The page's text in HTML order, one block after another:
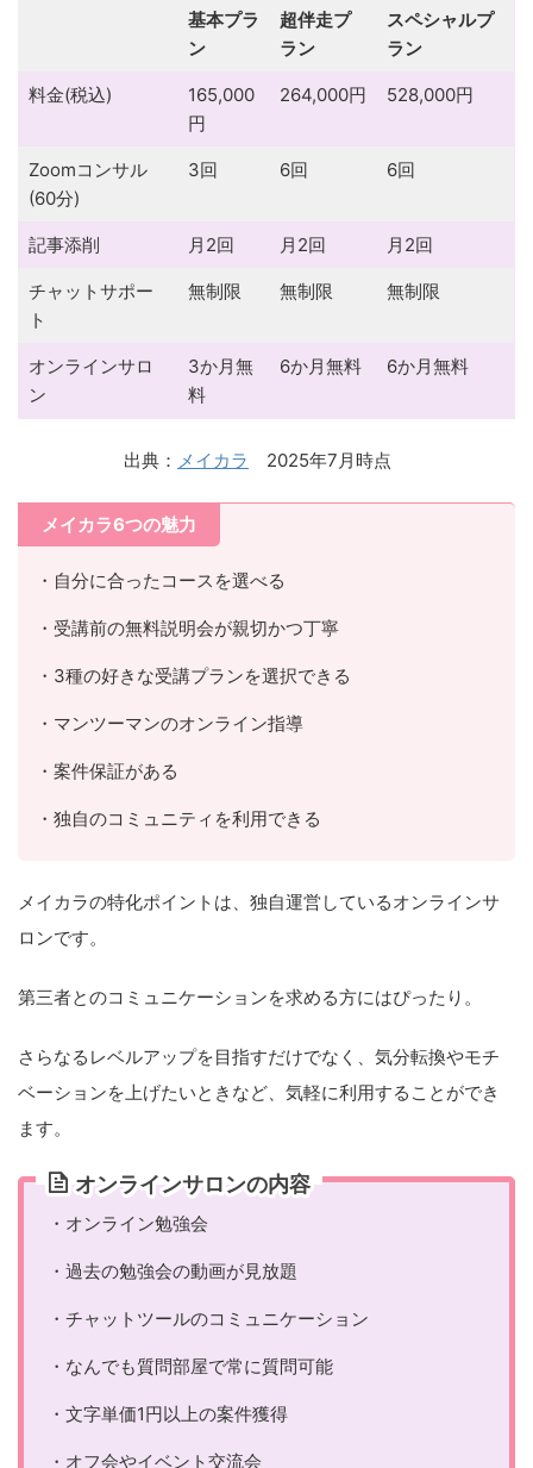
基本プラ
ン
超伴走プ
ラン
スペシャルプ
ラン
料金(税込)
165,000
円
264,000円 528,000円
Zoomコンサル
(60分)
3回 6回 6回
記事添削 月2回 月2回 月2回
チャットサポー
ト
無制限 無制限 無制限
オンラインサロ
ン
3か月無
料
6か月無料 6か月無料
出典： メイカラ 2025年7月時点
メイカラ6つの魅力
・自分に合ったコースを選べる
・受講前の無料説明会が親切かつ丁寧
・3種の好きな受講プランを選択できる
・マンツーマンのオンライン指導
・案件保証がある
・独自のコミュニティを利用できる
メイカラの特化ポイントは、独自運営しているオンラインサ
ロンです。
第三者とのコミュニケーションを求める方にはぴったり。
さらなるレベルアップを目指すだけでなく、気分転換やモチ
ベーションを上げたいときなど、気軽に利用することができ
ます。
オンラインサロンの内容
・オンライン勉強会
・過去の勉強会の動画が見放題
・チャットツールのコミュニケーション
・なんでも質問部屋で常に質問可能
・文字単価1円以上の案件獲得
・オフ会やイベント交流会